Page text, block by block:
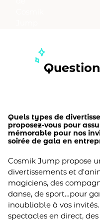
Quels types de
proposez-vous pour
mémorable pour nos
soirée de gala en
Cosmik Jump propose
divertissements et
magiciens, des
danse, de sport…pour
inoubliable à vos
spectacles en direct,